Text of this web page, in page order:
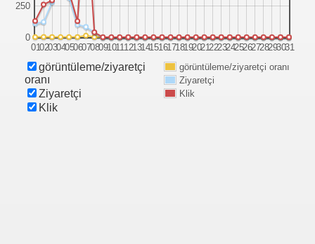
01020304050607080910111213141516171819202122232425262728293031
0
250
görüntüleme/ziyaretçi oranı
Ziyaretçi
Klik
görüntüleme/ziyaretçi
oranı
Ziyaretçi
Klik